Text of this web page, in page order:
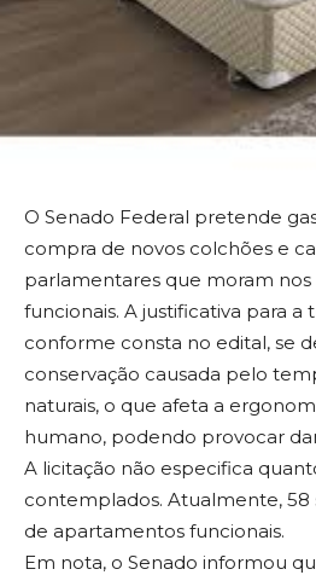
O Senado Federal pretende
compra de novos colchões e
parlamentares que moram
funcionais. A justificativa para a
conforme consta no edital, se
conservação causada pelo
naturais, o que afeta a
humano, podendo provocar
A licitação não especifica
contemplados. Atualmente, 58
de apartamentos funcionais.
Em nota, o Senado informou